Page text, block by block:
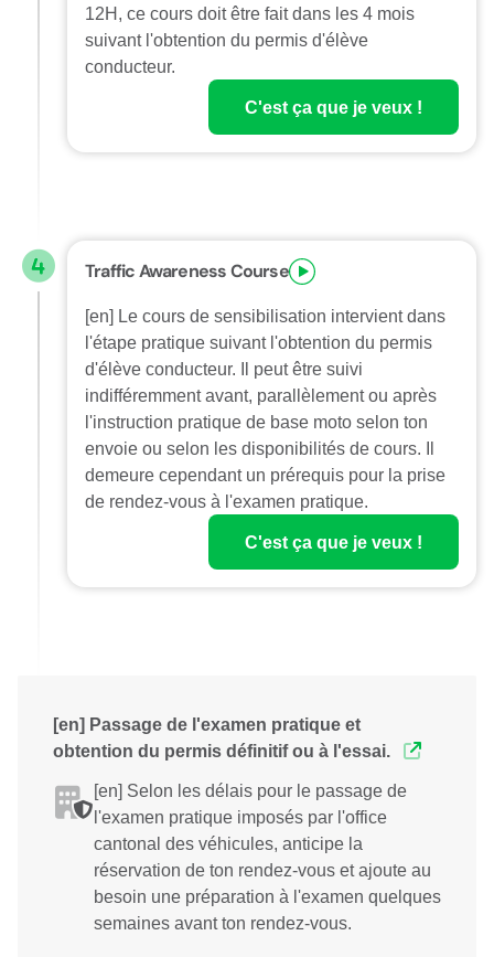
12H, ce cours doit être fait dans les 4 mois
suivant l'obtention du permis d'élève
conducteur.
C'est ça que je veux !
Traffic Awareness Course
[en] Le cours de sensibilisation intervient dans
l'étape pratique suivant l'obtention du permis
d'élève conducteur. Il peut être suivi
indifféremment avant, parallèlement ou après
l'instruction pratique de base moto selon ton
envoie ou selon les disponibilités de cours. Il
demeure cependant un prérequis pour la prise
de rendez-vous à l'examen pratique.
C'est ça que je veux !
[en] Passage de l'examen pratique et
obtention du permis définitif ou à l'essai.
[en] Selon les délais pour le passage de
l'examen pratique imposés par l'office
cantonal des véhicules, anticipe la
réservation de ton rendez-vous et ajoute au
besoin une préparation à l'examen quelques
semaines avant ton rendez-vous.